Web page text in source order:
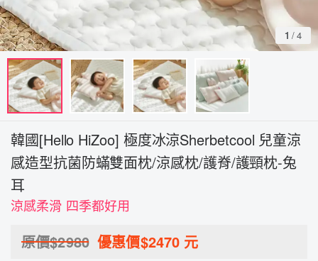
1 /4
韓國[Hello HiZoo] 極度冰涼Sherbetcool 兒童涼
感造型抗菌防蟎雙面枕/涼感枕/護脊/護頸枕-兔
耳
涼感柔滑 四季都好用
原價$2980 優惠價$2470 元